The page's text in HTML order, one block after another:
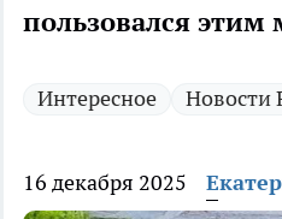
пользовался этим
Интересное Новости
16 декабря 2025